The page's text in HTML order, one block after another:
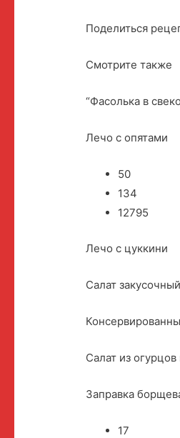
Поделиться
Смотрите также
“Фасолька в
Лечо с опятами
50
134
12795
Лечо с цуккини
Салат
Салат из
Заправка
17